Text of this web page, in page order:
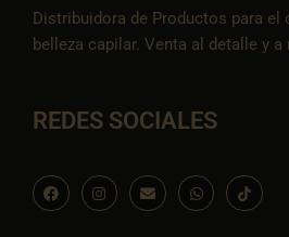
Distribuidora de Productos para el
belleza capilar. Venta al detalle y
REDES SOCIALES
F
a
c
I
n
s
E
n
v
W
h
a
I
c
o